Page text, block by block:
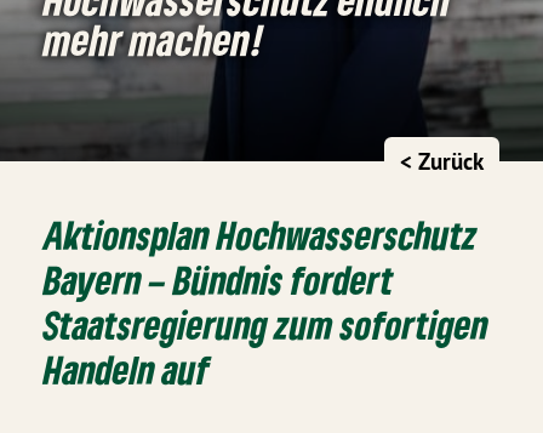
mehr machen!
< Zurück
Aktionsplan Hochwasserschutz
Bayern – Bündnis fordert
Staatsregierung zum sofortigen
Handeln auf